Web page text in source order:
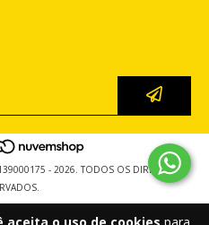
- 2026. TODOS OS DIREITOS